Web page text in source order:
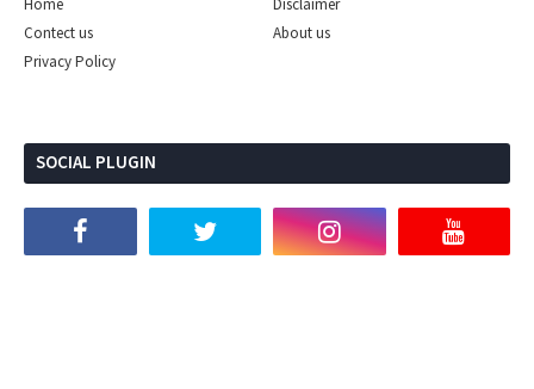
Home
Disclaimer
Contect us
About us
Privacy Policy
SOCIAL PLUGIN